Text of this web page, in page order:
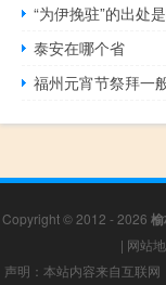
“为伊挽驻”的出处
泰安在哪个省
福州元宵节祭拜一
Copyright © 2012 - 2026
| 网站
声明：本站内容来自互联